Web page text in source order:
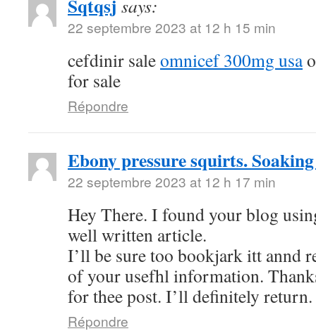
Sqtqsj says:
22 septembre 2023 at 12 h 15 min
cefdinir saleomnicef 300mg usa
for sale
Répondre
Ebony pressure squirts.
22 septembre 2023 at 12 h 17 min
Hey There. I found your blog
well written article.
I’ll be sure too bookjark itt annd
of your usefhl information.
for thee post. I’ll definitely return.
Répondre